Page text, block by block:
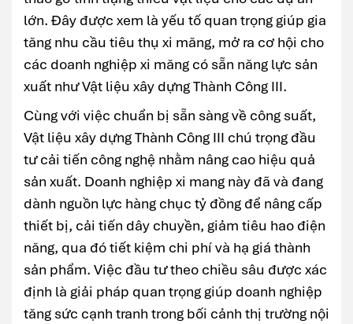
lớn. Đây được xem là yếu tố quan trọng giúp gia
tăng nhu cầu tiêu thụ xi măng, mở ra cơ hội cho
các doanh nghiệp xi măng có sẵn năng lực sản
xuất như Vật liệu xây dựng Thành Công III.
Cùng với việc chuẩn bị sẵn sàng về công suất,
Vật liệu xây dựng Thành Công III chú trọng đầu
tư cải tiến công nghệ nhằm nâng cao hiệu quả
sản xuất. Doanh nghiệp xi mang này đã và đang
dành nguồn lực hàng chục tỷ đồng để nâng cấp
thiết bị, cải tiến dây chuyền, giảm tiêu hao điện
năng, qua đó tiết kiệm chi phí và hạ giá thành
sản phẩm. Việc đầu tư theo chiều sâu được xác
định là giải pháp quan trọng giúp doanh nghiệp
tăng sức cạnh tranh trong bối cảnh thị trường nội